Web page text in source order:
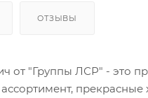
ОТЗЫВЫ
от "Группы ЛСР" - это
прекрасные